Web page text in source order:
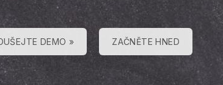
DEMO » ZAČNĚTE HNED